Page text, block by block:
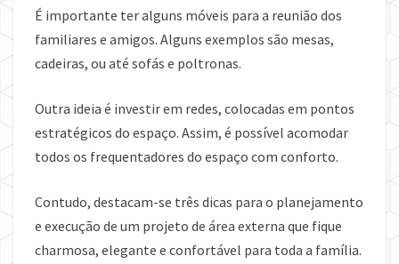
É importante ter alguns móveis para a reunião dos
familiares e amigos. Alguns exemplos são mesas,
cadeiras, ou até sofás e poltronas.
Outra ideia é investir em redes, colocadas em pontos
estratégicos do espaço. Assim, é possível acomodar
todos os frequentadores do espaço com conforto.
Contudo, destacam-se três dicas para o planejamento
e execução de um projeto de área externa que fique
charmosa, elegante e confortável para toda a família.